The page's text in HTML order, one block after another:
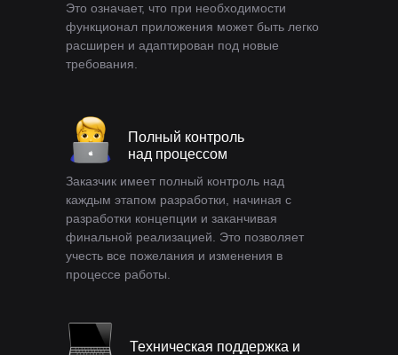
Полный контроль
над процессом
Заказчик имеет полный контроль над
каждым этапом разработки, начиная с
разработки концепции и заканчивая
финальной реализацией. Это позволяет
учесть все пожелания и изменения в
процессе работы.
Это означает, что при необходимости
функционал приложения может быть легко
расширен и адаптирован под новые
требования.
Техническая поддержка и